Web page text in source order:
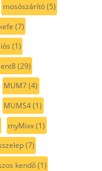
mosószárító(5)
(7)
(1)
(29)
MUM7(4)
MUMS4(1)
myMixx(1)
(7)
kendő(1)